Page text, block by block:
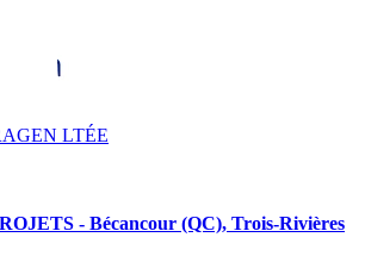
LTÉE
- Bécancour (QC), Trois-Rivières